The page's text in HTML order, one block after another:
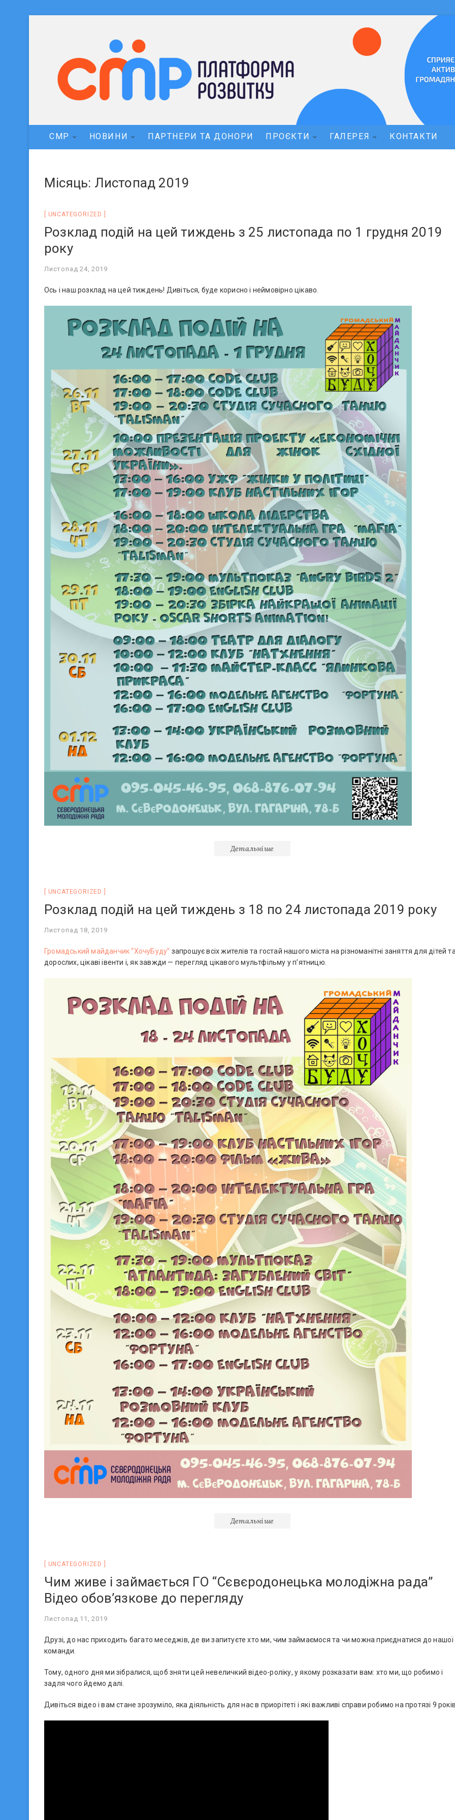
СМР НОВИНИ ПАРТНЕРИ ТА ДОНОРИ ПРОЄКТИ ГАЛЕРЕЯ КОНТАКТИ
Місяць: Листопад 2019
UNCATEGORIZED
Розклад подій на цей тиждень з 25 листопада по 1 грудня 2019
року
Листопад 24, 2019
Ось і наш розклад на цей тиждень! Дивіться, буде корисно і неймовірно цікаво.
Детальніше
UNCATEGORIZED
Розклад подій на цей тиждень з 18 по 24 листопада 2019 року
Листопад 18, 2019
Громадський майданчик “ХочуБуду” запрошує всіх жителів та гостай нашого міста на різноманітні заняття для дітей
дорослих, цікаві івенти і, як завжди — перегляд цікавого мультфільму у п’ятницю.
Детальніше
UNCATEGORIZED
Чим живе і займається ГО “Сєвєродонецька молодіжна рада”
Відео обов’язкове до перегляду
Листопад 11, 2019
Друзі, до нас приходить багато меседжів, де ви запитуєте хто ми, чим займаємося та чи можна приєднатися до нашої
команди.
Тому, одного дня ми зібралися, щоб зняти цей невеличкий відео-роліку, у якому розказати вам: хто ми, що робимо і
задля чого йдемо далі.
Дивіться відео і вам стане зрозуміло, яка діяльність для нас в приорітеті і які важливі справи робимо на протязі 9